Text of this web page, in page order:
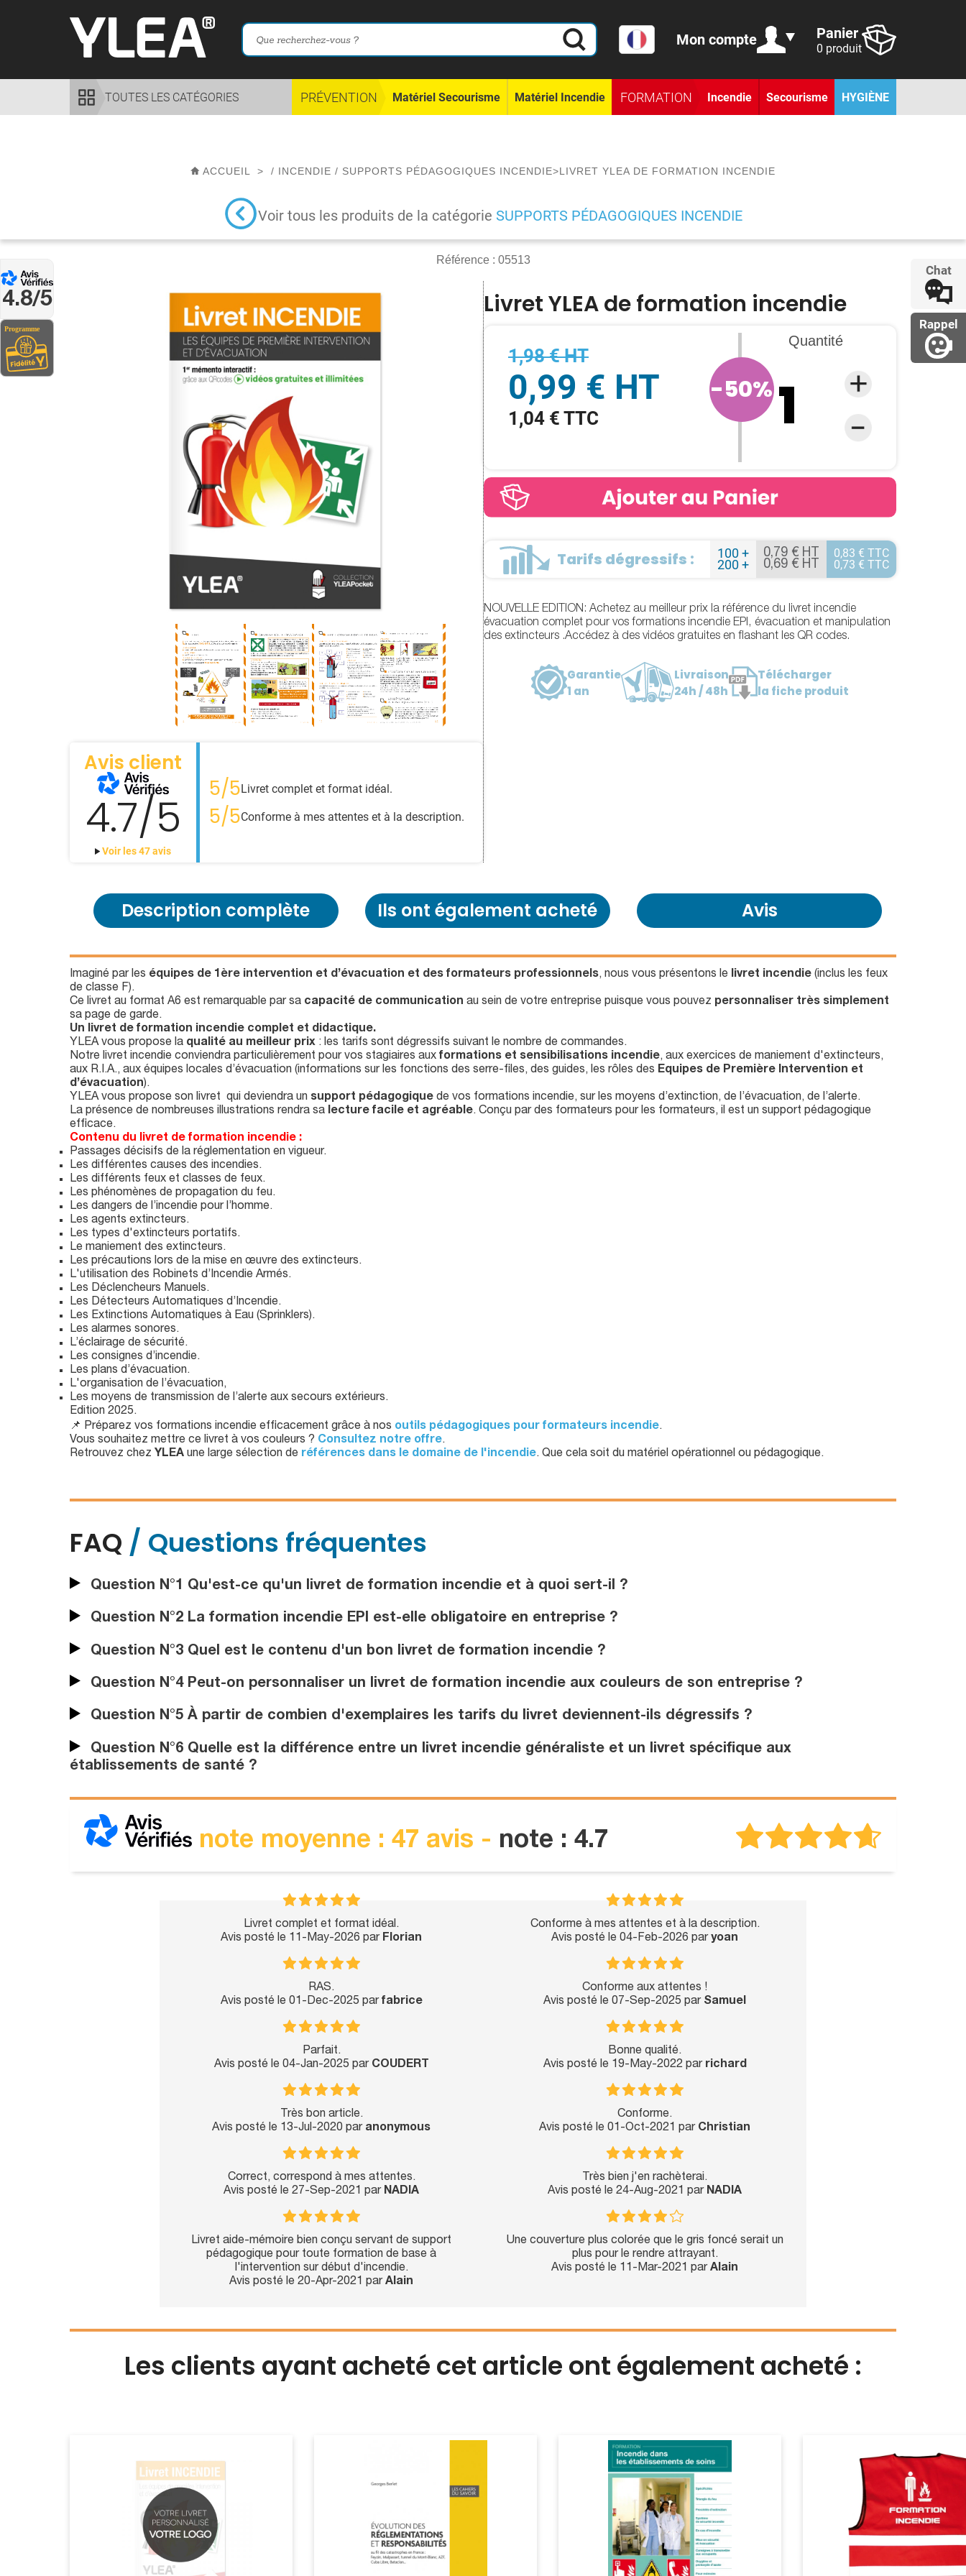
Chat
Rappel
4.8/5
Mon compte Panier
0 produit
TOUTES LES CATÉGORIES PRÉVENTION Matériel Secourisme Matériel Incendie FORMATION Incendie Secourisme HYGIÈNE
ACCUEIL > / INCENDIE / SUPPORTS PÉDAGOGIQUES INCENDIE>LIVRET YLEA DE FORMATION INCENDIE
Voir tous les produits de la catégorie SUPPORTS PÉDAGOGIQUES INCENDIE
Référence : 05513
Avis client
4.7/5
Voir les 47 avis
5/5Livret complet et format idéal.
5/5Conforme à mes attentes et à la description.
Livret YLEA de formation incendie
1,98 € HT
0,99 € HT
1,04 € TTC
-50%
Quantité
Tarifs dégressifs : 100 +
200 +
0,79 € HT
0,69 € HT
0,83 € TTC
0,73 € TTC
NOUVELLE EDITION: Achetez au meilleur prix la référence du livret incendie
évacuation complet pour vos formations incendie EPI, évacuation et manipulation
des extincteurs .Accédez à des vidéos gratuites en flashant les QR codes.
Garantie
1 an
Livraison
24h / 48h
Télécharger
la fiche produit
Description complète Ils ont également acheté Avis
Imaginé par les équipes de 1ère intervention et d’évacuation et des formateurs professionnels, nous vous présentons le livret incendie (inclus les feux
de classe F).
Ce livret au format A6 est remarquable par sa capacité de communication au sein de votre entreprise puisque vous pouvez personnaliser très simplement
sa page de garde.
Un livret de formation incendie complet et didactique.
YLEA vous propose la qualité au meilleur prix : les tarifs sont dégressifs suivant le nombre de commandes.
Notre livret incendie conviendra particulièrement pour vos stagiaires aux formations et sensibilisations incendie, aux exercices de maniement d'extincteurs,
aux R.I.A., aux équipes locales d’évacuation (informations sur les fonctions des serre-files, des guides, les rôles des Equipes de Première Intervention et
d’évacuation).
YLEA vous propose son livret qui deviendra un support pédagogique de vos formations incendie, sur les moyens d’extinction, de l’évacuation, de l’alerte.
La présence de nombreuses illustrations rendra sa lecture facile et agréable. Conçu par des formateurs pour les formateurs, il est un support pédagogique
efficace.
Contenu du livret de formation incendie :
Passages décisifs de la réglementation en vigueur.
Les différentes causes des incendies.
Les différents feux et classes de feux.
Les phénomènes de propagation du feu.
Les dangers de l’incendie pour l’homme.
Les agents extincteurs.
Les types d'extincteurs portatifs.
Le maniement des extincteurs.
Les précautions lors de la mise en œuvre des extincteurs.
L'utilisation des Robinets d’Incendie Armés.
Les Déclencheurs Manuels.
Les Détecteurs Automatiques d’Incendie.
Les Extinctions Automatiques à Eau (Sprinklers).
Les alarmes sonores.
L’éclairage de sécurité.
Les consignes d’incendie.
Les plans d’évacuation.
L'organisation de l’évacuation,
Les moyens de transmission de l’alerte aux secours extérieurs.
Edition 2025.
📌 Préparez vos formations incendie efficacement grâce à nos outils pédagogiques pour formateurs incendie.
Vous souhaitez mettre ce livret à vos couleurs ? Consultez notre offre.
Retrouvez chez YLEA une large sélection de références dans le domaine de l'incendie. Que cela soit du matériel opérationnel ou pédagogique.
FAQ / Questions fréquentes
Question N°1 Qu'est-ce qu'un livret de formation incendie et à quoi sert-il ?
Question N°2 La formation incendie EPI est-elle obligatoire en entreprise ?
Question N°3 Quel est le contenu d'un bon livret de formation incendie ?
Question N°4 Peut-on personnaliser un livret de formation incendie aux couleurs de son entreprise ?
Question N°5 À partir de combien d'exemplaires les tarifs du livret deviennent-ils dégressifs ?
Question N°6 Quelle est la différence entre un livret incendie généraliste et un livret spécifique aux
établissements de santé ?
note moyenne : 47 avis - note : 4.7
Livret complet et format idéal.
Avis posté le 11-May-2026 par Florian
Conforme à mes attentes et à la description.
Avis posté le 04-Feb-2026 paryoan
RAS.
Avis posté le 01-Dec-2025 parfabrice
Conforme aux attentes !
Avis posté le 07-Sep-2025 par Samuel
Parfait.
Avis posté le 04-Jan-2025 par COUDERT
Bonne qualité.
Avis posté le 19-May-2022 par richard
Très bon article.
Avis posté le 13-Jul-2020 par anonymous
Conforme.
Avis posté le 01-Oct-2021 par Christian
Correct, correspond à mes attentes.
Avis posté le 27-Sep-2021 par NADIA
Très bien j'en rachèterai.
Avis posté le 24-Aug-2021 par NADIA
Livret aide-mémoire bien conçu servant de support
pédagogique pour toute formation de base à
l'intervention sur début d'incendie.
Avis posté le 20-Apr-2021 parAlain
Une couverture plus colorée que le gris foncé serait un
plus pour le rendre attrayant.
Avis posté le 11-Mar-2021 parAlain
Les clients ayant acheté cet article ont également acheté :